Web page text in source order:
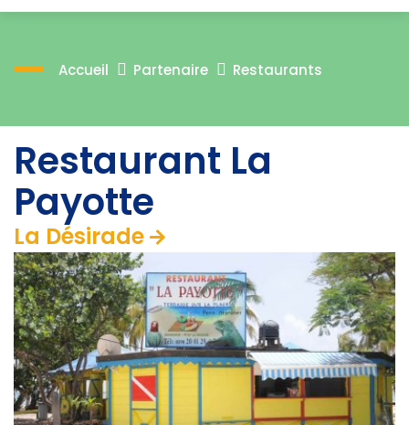
Accueil Partenaire Restaurants
Restaurant La
Payotte
La Désirade